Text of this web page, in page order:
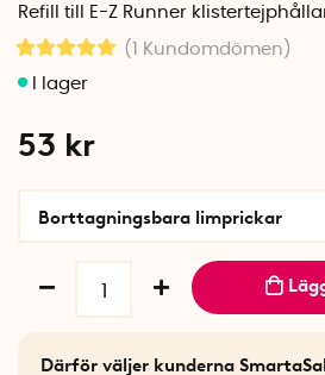
Refill till E-Z Runner
(1 Kundomdömen )
53 kr
Borttagningsbara limprickar
Därför väljer kunderna